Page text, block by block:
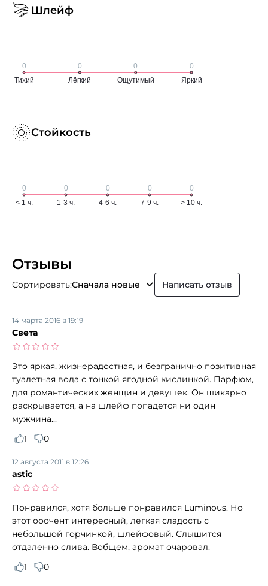
Шлейф
Стойкость
Отзывы
Сортировать:Сначала новые Написать отзыв
Света
14 марта 2016 в 19:19
Это яркая, жизнерадостная, и безгранично позитивная
туалетная вода с тонкой ягодной кислинкой. Парфюм,
для романтических женщин и девушек. Он шикарно
раскрывается, а на шлейф попадется ни один
мужчина...
1
0
astic
12 августа 2011 в 12:26
Понравился, хотя больше понравился Luminous. Но
этот ооочент интересный, легкая сладость с
небольшой горчинкой, шлейфовый. Слышится
отдаленно слива. Вобщем, аромат очаровал.
1
0